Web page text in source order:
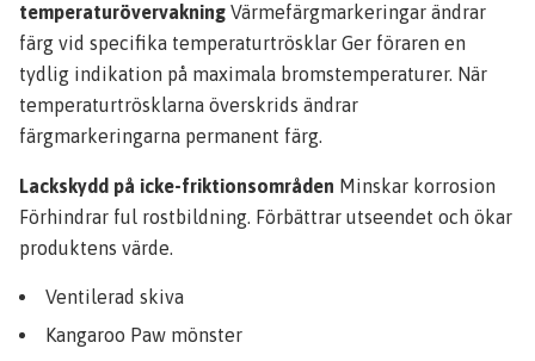
temperaturövervakning Värmefärgmarkeringar ändrar
färg vid specifika temperaturtrösklar Ger föraren en
tydlig indikation på maximala bromstemperaturer. När
temperaturtrösklarna överskrids ändrar
färgmarkeringarna permanent färg.
Lackskydd på icke-friktionsområden Minskar korrosion
Förhindrar ful rostbildning. Förbättrar utseendet och ökar
produktens värde.
Ventilerad skiva
Kangaroo Paw mönster